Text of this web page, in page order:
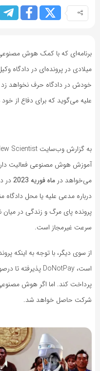
برنامه‌ای که با کمک هوش
میلادی در پرونده‌ای در دادگاه
خودش در دادگاه حرف نخواهد
علیه می‌گوید که برای دفاع از
به گزارش وب‌سایت New Scientist، شرکتی به نام
آموزش هوش مصنوعی فعالیت
می‌خواهد در ماه فوریه 2023
در
درباره مدعی علیه یا محل دادگاه
پرونده پای مرگ و زندگی در
سرعت غیرمجاز است.
از سوی دیگر، با توجه به اینکه
است، DoNotPay پذیرفته تا در‌صورت شکست در دادگاه،
پرداخت کند. اما اگر هوش
شرکت حاصل خواهد شد.